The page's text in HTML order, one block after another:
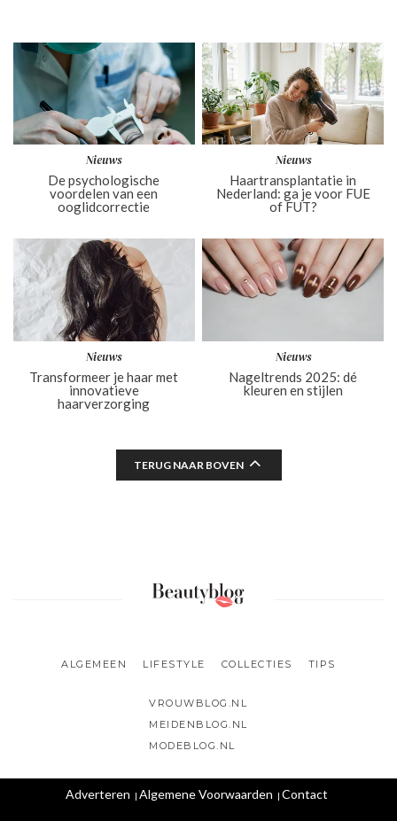
Nieuws
De psychologische
voordelen van een
ooglidcorrectie
Nieuws
Haartransplantatie in
Nederland: ga je voor FUE
of FUT?
Nieuws
Transformeer je haar met
innovatieve
haarverzorging
Nieuws
Nageltrends 2025: dé
kleuren en stijlen
TERUG NAAR BOVEN
ALGEMEEN LIFESTYLE COLLECTIES TIPS
VROUWBLOG.NL
MEIDENBLOG.NL
MODEBLOG.NL
Adverteren Algemene Voorwaarden Contact